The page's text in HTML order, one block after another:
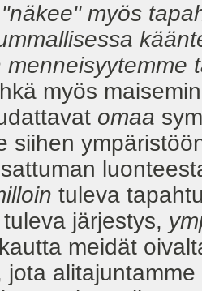
myös
myös
omaa
siihen
tuleva
järjestys,
meidät
jota